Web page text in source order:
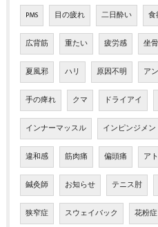
PMS 目の疲れ 二日酔い 食
広背筋 重たい 疲労感 坐骨
夏風邪 ハリ 原因不明 ア
手の痺れ クマ ドライアイ
インナーマッスル インピンジメ
違和感 筋肉痛 偏頭痛 ア
鍼灸師 お知らせ テニス肘
狭窄症 スウェイバック 花粉症